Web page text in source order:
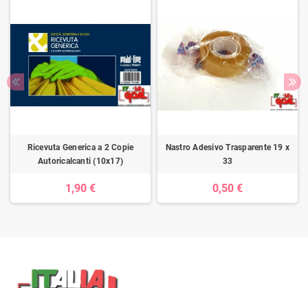
Ricevuta Generica a 2 Copie
Autoricalcanti (10x17)
1,90 €
Nastro Adesivo Trasparente 19 x
33
0,50 €